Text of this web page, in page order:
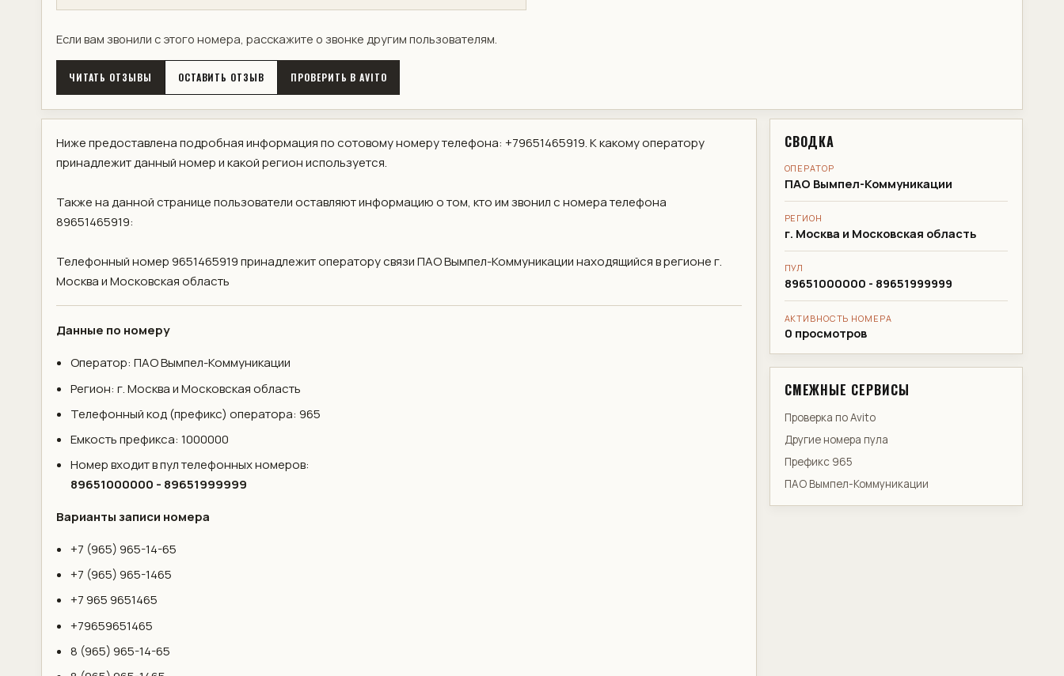
Если вам звонили с этого номера, расскажите о звонке другим пользователям.
ЧИТАТЬ ОТЗЫВЫ ОСТАВИТЬ ОТЗЫВ ПРОВЕРИТЬ В AVITO
Ниже предоставлена подробная информация по сотовому номеру телефона: +79651465919. К какому оператору
принадлежит данный номер и какой регион используется.
Также на данной странице пользователи оставляют информацию о том, кто им звонил с номера телефона
89651465919:
Телефонный номер 9651465919 принадлежит оператору связи ПАО Вымпел-Коммуникации находящийся в регионе г.
Москва и Московская область
Данные по номеру
Оператор: ПАО Вымпел-Коммуникации
Регион: г. Москва и Московская область
Телефонный код (префикс) оператора: 965
Емкость префикса: 1000000
Номер входит в пул телефонных номеров:
89651000000 - 89651999999
Варианты записи номера
+7 (965) 965-14-65
+7 (965) 965-1465
+7 965 9651465
+79659651465
8 (965) 965-14-65
СВОДКА
ОПЕРАТОР
ПАО Вымпел-Коммуникации
РЕГИОН
г. Москва и Московская область
ПУЛ
89651000000 - 89651999999
АКТИВНОСТЬ НОМЕРА
0 просмотров
СМЕЖНЫЕ СЕРВИСЫ
Проверка по Avito
Другие номера пула
Префикс 965
ПАО Вымпел-Коммуникации